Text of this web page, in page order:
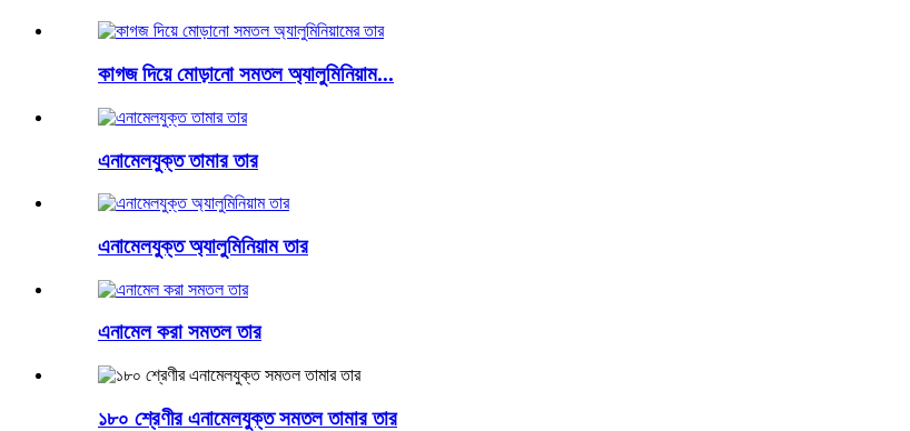
কাগজ দিয়ে মোড়ানো সমতল অ্যালুমিনিয়াম...
এনামেলযুক্ত তামার তার
এনামেলযুক্ত অ্যালুমিনিয়াম তার
এনামেল করা সমতল তার
১৮০ শ্রেণীর এনামেলযুক্ত সমতল তামার তার